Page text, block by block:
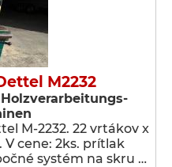
M2232
M-2232. 22 vrtákov x
cene: 2ks. prítlak
systém na skru …